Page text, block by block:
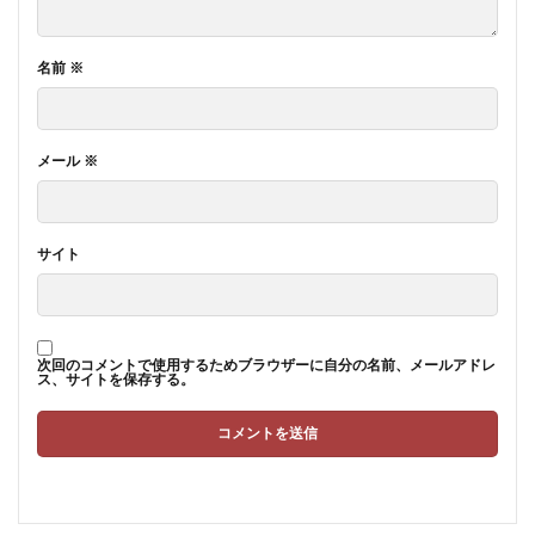
名前 ※
メール ※
サイト
次回のコメントで使用するためブラウザーに自分の名前、メールアドレ
ス、サイトを保存する。